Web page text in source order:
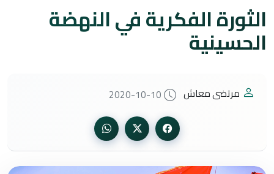
الثورة الفكرية في النهضة
الحسينية
مرتضى معاش 2020-10-10